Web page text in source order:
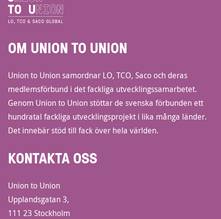
OM UNION TO UNION
Union to Union samordnar LO, TCO, Saco och deras
medlemsförbund i det fackliga utvecklingssamarbetet.
Genom Union to Union stöttar de svenska förbunden ett
hundratal fackliga utvecklingsprojekt i lika många länder.
Det innebär stöd till fack över hela världen.
KONTAKTA OSS
Union to Union
Upplandsgatan 3,
111 23 Stockholm